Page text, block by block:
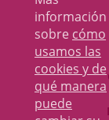
información
sobre cómo
usamos las
cookies y de
qué manera
puede